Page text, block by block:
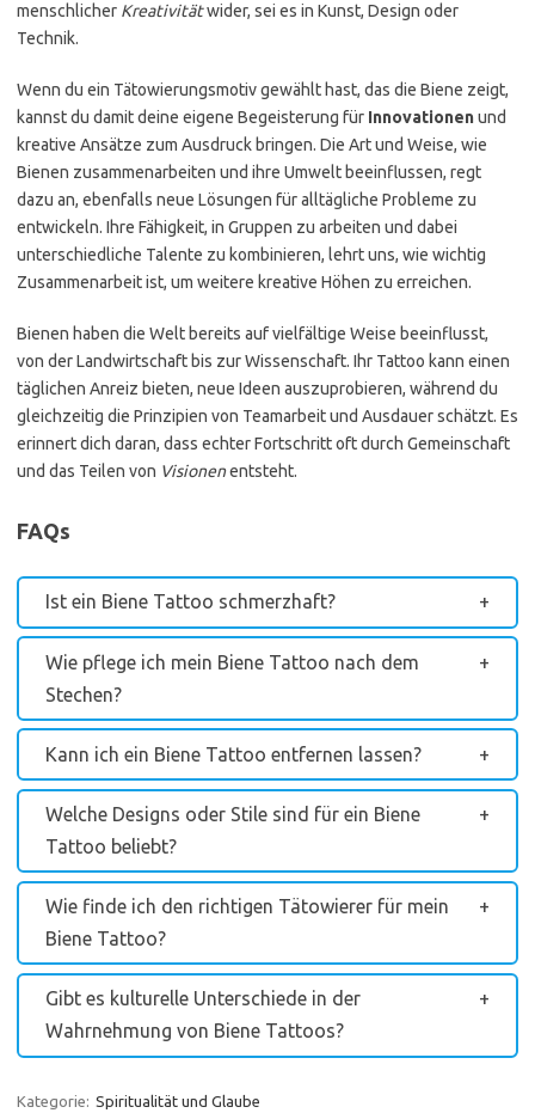
menschlicher Kreativitätwider, sei es in Kunst, Design oder
Technik.
Wenn du ein Tätowierungsmotiv gewählt hast, das die Biene zeigt,
kannst du damit deine eigene Begeisterung für Innovationenund
kreative Ansätze zum Ausdruck bringen. Die Art und Weise, wie
Bienen zusammenarbeiten und ihre Umwelt beeinflussen, regt
dazu an, ebenfalls neue Lösungen für alltägliche Probleme zu
entwickeln. Ihre Fähigkeit, in Gruppen zu arbeiten und dabei
unterschiedliche Talente zu kombinieren, lehrt uns, wie wichtig
Zusammenarbeit ist, um weitere kreative Höhen zu erreichen.
Bienen haben die Welt bereits auf vielfältige Weise beeinflusst,
von der Landwirtschaft bis zur Wissenschaft. Ihr Tattoo kann einen
täglichen Anreiz bieten, neue Ideen auszuprobieren, während du
gleichzeitig die Prinzipien von Teamarbeit und Ausdauer schätzt. Es
erinnert dich daran, dass echter Fortschritt oft durch Gemeinschaft
und das Teilen von Visionenentsteht.
FAQs
Ist ein Biene Tattoo schmerzhaft?
Wie pflege ich mein Biene Tattoo nach dem
Stechen?
Kann ich ein Biene Tattoo entfernen lassen?
Welche Designs oder Stile sind für ein Biene
Tattoo beliebt?
Wie finde ich den richtigen Tätowierer für mein
Biene Tattoo?
Gibt es kulturelle Unterschiede in der
Wahrnehmung von Biene Tattoos?
Kategorie: Spiritualität und Glaube